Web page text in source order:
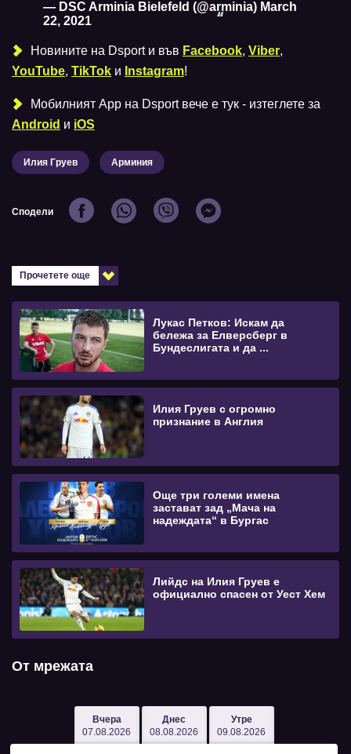
— DSC Arminia Bielefeld (@arminia) March
22, 2021
Новините на Dsport и във Facebook, Viber,
YouTube, TikTok и Instagram!
Мобилният Аpp на Dsport вече е тук - изтеглете за
Android и iOS
Илия Груев Арминия
Сподели
Прочетете още
Лукас Петков: Искам да
бележа за Елверсберг в
Бундеслигата и да ...
Илия Груев с огромно
признание в Англия
Още три големи имена
застават зад „Мача на
надеждата“ в Бургас
Лийдс на Илия Груев е
официално спасен от Уест Хем
От мрежата
Вчера
07.08.2026
Днес
08.08.2026
Утре
09.08.2026